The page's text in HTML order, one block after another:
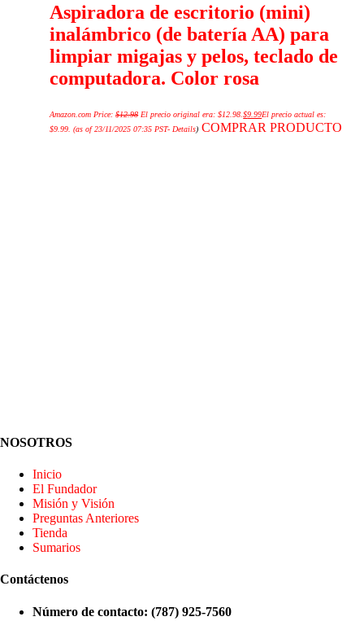
Aspiradora de escritorio (mini)
inalámbrico (de batería AA) para
limpiar migajas y pelos, teclado de
computadora. Color rosa
Amazon.com Price:$12.98 El precio original era: $12.98.$9.99El precio actual es:
$9.99. (as of 23/11/2025 07:35 PST- Details) COMPRAR PRODUCTO
NOSOTROS
Inicio
El Fundador
Misión y Visión
Preguntas Anteriores
Tienda
Sumarios
Contáctenos
Número de contacto: (787) 925-7560